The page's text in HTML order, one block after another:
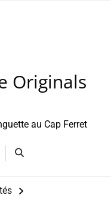
Originals
au Cap Ferret